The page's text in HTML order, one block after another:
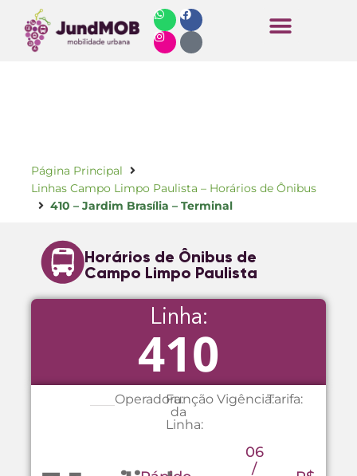
Página Principal
Linhas Campo Limpo Paulista – Horários de Ônibus
410 – Jardim Brasília – Terminal
Horários de Ônibus de
Campo Limpo Paulista
Linha:
410
Operadora:Função
da
Linha:
Vigência:Tarifa:
06
/